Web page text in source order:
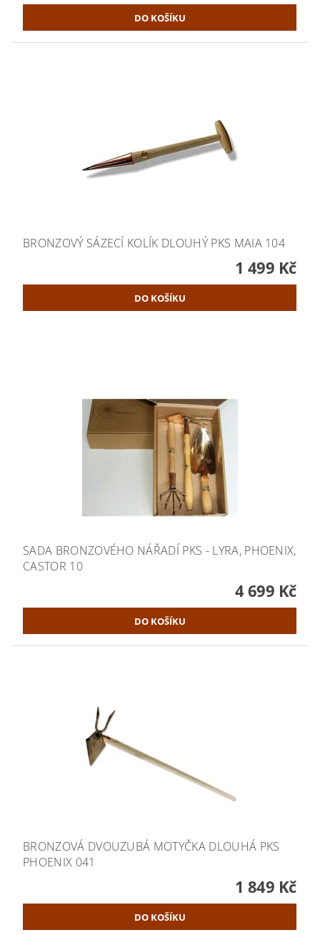
BRONZOVÝ SÁZECÍ KOLÍK DLOUHÝ PKS MAIA 104
1 499 Kč
SADA BRONZOVÉHO NÁŘADÍ PKS - LYRA, PHOENIX,
CASTOR 10
4 699 Kč
BRONZOVÁ DVOUZUBÁ MOTYČKA DLOUHÁ PKS
PHOENIX 041
1 849 Kč